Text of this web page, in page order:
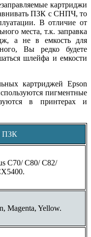
картриджи
ПЗК с СНПЧ, то
В отличие от
места, т.к. заправка
а не в емкость для
Вы редко будете
шлейфа и емкости
картриджей Epson
пигментные
в принтерах и
ПЗК
C70/C80/C82/
Magenta, Yellow.